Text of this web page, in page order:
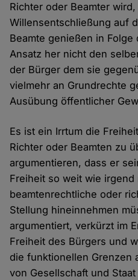
Richter oder Beamter
Willensentschließung auf
Beamte genießen in
Ansatz her nicht den
der Bürger dem sie
vielmehr an Grundrechte
Ausübung öffentlicher
Es ist ein Irrtum die
Richter oder Beamten zu
argumentieren, dass er
Freiheit so weit wie
beamtenrechtliche oder
Stellung hineinnehmen
argumentiert, verkürzt im
Freiheit des Bürgers und
die funktionellen Grenzen
von Gesellschaft und